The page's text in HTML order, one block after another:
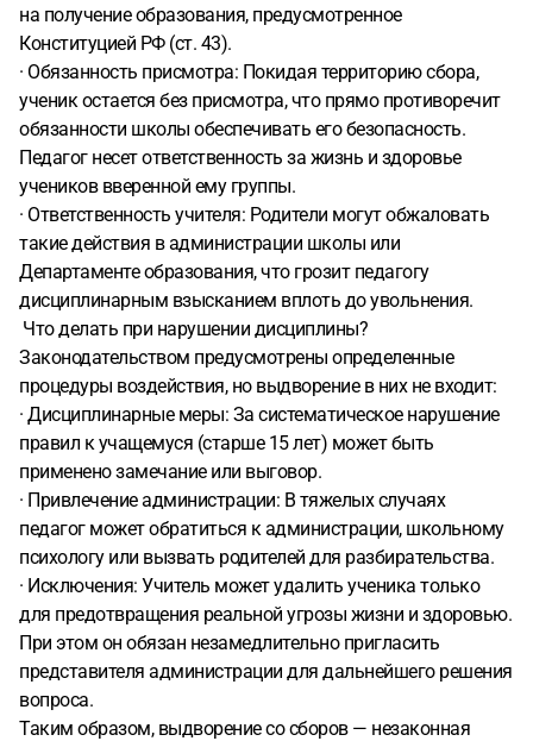
на получение образования, предусмотренное
Конституцией РФ (ст. 43).
· Обязанность присмотра: Покидая территорию сбора,
ученик остается без присмотра, что прямо противоречит
обязанности школы обеспечивать его безопасность.
Педагог несет ответственность за жизнь и здоровье
учеников вверенной ему группы.
· Ответственность учителя: Родители могут обжаловать
такие действия в администрации школы или
Департаменте образования, что грозит педагогу
дисциплинарным взысканием вплоть до увольнения.
️ Что делать при нарушении дисциплины?
Законодательством предусмотрены определенные
процедуры воздействия, но выдворение в них не входит:
· Дисциплинарные меры: За систематическое нарушение
правил к учащемуся (старше 15 лет) может быть
применено замечание или выговор.
· Привлечение администрации: В тяжелых случаях
педагог может обратиться к администрации, школьному
психологу или вызвать родителей для разбирательства.
· Исключения: Учитель может удалить ученика только
для предотвращения реальной угрозы жизни и здоровью.
При этом он обязан незамедлительно пригласить
представителя администрации для дальнейшего решения
вопроса.
Таким образом, выдворение со сборов — незаконная